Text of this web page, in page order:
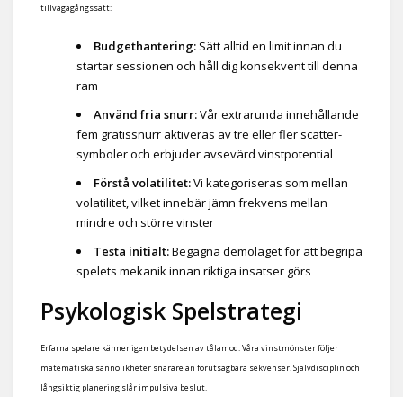
tillvägagångssätt:
Budgethantering: Sätt alltid en limit innan du
startar sessionen och håll dig konsekvent till denna
ram
Använd fria snurr:Vår extrarunda innehållande
fem gratissnurr aktiveras av tre eller fler scatter-
symboler och erbjuder avsevärd vinstpotential
Förstå volatilitet:Vi kategoriseras som mellan
volatilitet, vilket innebär jämn frekvens mellan
mindre och större vinster
Testa initialt:Begagna demoläget för att begripa
spelets mekanik innan riktiga insatser görs
Psykologisk Spelstrategi
Erfarna spelare känner igen betydelsen av tålamod. Våra vinstmönster följer
matematiska sannolikheter snarare än förutsägbara sekvenser. Självdisciplin och
långsiktig planering slår impulsiva beslut.